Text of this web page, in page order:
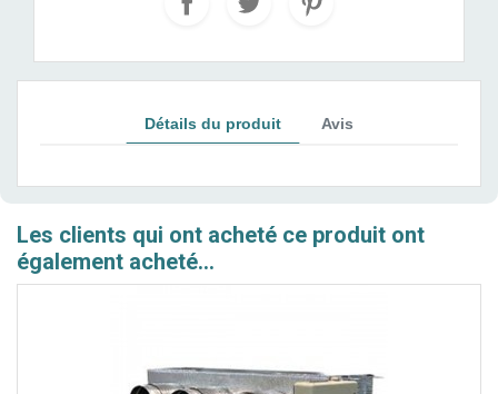
Détails du produit Avis
Les clients qui ont acheté ce produit ont
également acheté...